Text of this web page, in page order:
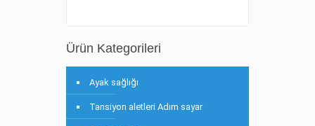
Ürün Kategorileri
Ayak sağlığı
Tansiyon aletleri Adım sayar